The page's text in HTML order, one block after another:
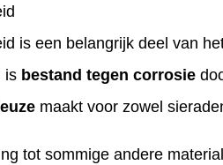
is een belangrijk deel van
is bestand tegen corrosie
maakt voor zowel
tot sommige andere